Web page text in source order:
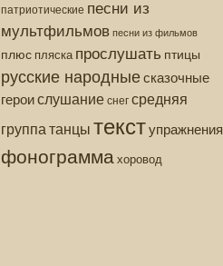
патриотические песни из
мультфильмов песни из фильмов
плюс пляска прослушать птицы
русские народныесказочные
героислушаниеснегсредняя
группатанцытекступражнения
фонограммахоровод